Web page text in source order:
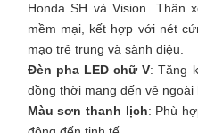
Honda SH và Vision. Thân
mềm mại, kết hợp với nét
mạo trẻ trung và sành điệu.
Đèn pha LED chữ V: Tăng
đồng thời mang đến vẻ ngoài
Màu sơn thanh lịch: Phù